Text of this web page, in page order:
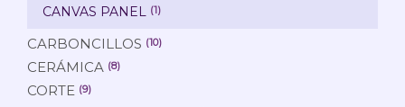
CANVAS PANEL (1)
CARBONCILLOS (10)
CERÁMICA (8)
CORTE (9)